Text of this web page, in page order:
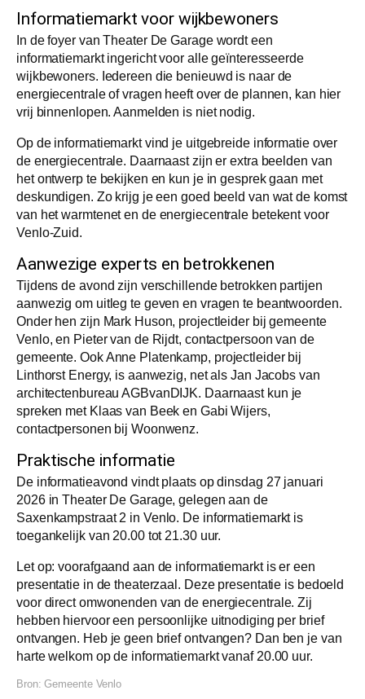
Informatiemarkt voor wijkbewoners
In de foyer van Theater De Garage wordt een
informatiemarkt ingericht voor alle geïnteresseerde
wijkbewoners. Iedereen die benieuwd is naar de
energiecentrale of vragen heeft over de plannen, kan hier
vrij binnenlopen. Aanmelden is niet nodig.
Op de informatiemarkt vind je uitgebreide informatie over
de energiecentrale. Daarnaast zijn er extra beelden van
het ontwerp te bekijken en kun je in gesprek gaan met
deskundigen. Zo krijg je een goed beeld van wat de komst
van het warmtenet en de energiecentrale betekent voor
Venlo-Zuid.
Aanwezige experts en betrokkenen
Tijdens de avond zijn verschillende betrokken partijen
aanwezig om uitleg te geven en vragen te beantwoorden.
Onder hen zijn Mark Huson, projectleider bij gemeente
Venlo, en Pieter van de Rijdt, contactpersoon van de
gemeente. Ook Anne Platenkamp, projectleider bij
Linthorst Energy, is aanwezig, net als Jan Jacobs van
architectenbureau AGBvanDIJK. Daarnaast kun je
spreken met Klaas van Beek en Gabi Wijers,
contactpersonen bij Woonwenz.
Praktische informatie
De informatieavond vindt plaats op dinsdag 27 januari
2026 in Theater De Garage, gelegen aan de
Saxenkampstraat 2 in Venlo. De informatiemarkt is
toegankelijk van 20.00 tot 21.30 uur.
Let op: voorafgaand aan de informatiemarkt is er een
presentatie in de theaterzaal. Deze presentatie is bedoeld
voor direct omwonenden van de energiecentrale. Zij
hebben hiervoor een persoonlijke uitnodiging per brief
ontvangen. Heb je geen brief ontvangen? Dan ben je van
harte welkom op de informatiemarkt vanaf 20.00 uur.
Bron:Gemeente Venlo